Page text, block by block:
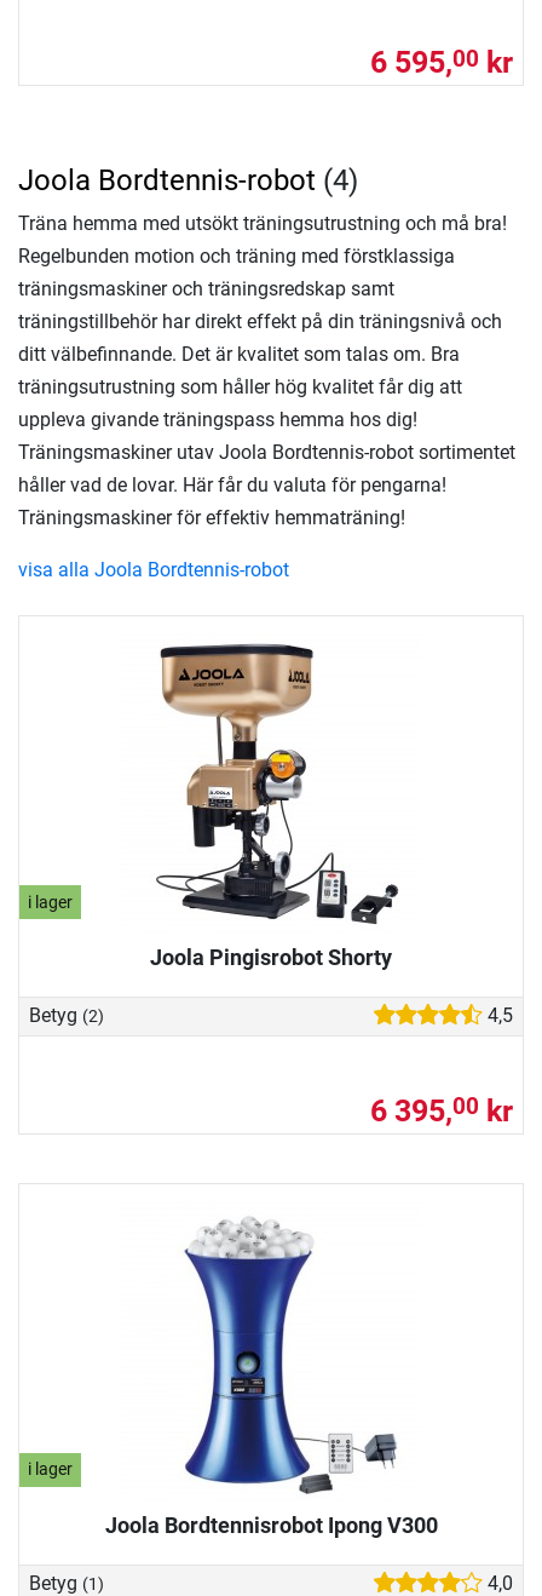
6 595,00 kr
i lager
Joola Pingisrobot Shorty
Betyg (2) 4,5
6 395,00 kr
i lager
Joola Bordtennisrobot Ipong V300
Betyg (1) 4,0
Joola Bordtennis-robot (4)
Träna hemma med utsökt träningsutrustning och må bra!
Regelbunden motion och träning med förstklassiga
träningsmaskiner och träningsredskap samt
träningstillbehör har direkt effekt på din träningsnivå och
ditt välbefinnande. Det är kvalitet som talas om. Bra
träningsutrustning som håller hög kvalitet får dig att
uppleva givande träningspass hemma hos dig!
Träningsmaskiner utav Joola Bordtennis-robot sortimentet
håller vad de lovar. Här får du valuta för pengarna!
Träningsmaskiner för effektiv hemmaträning!
visa alla Joola Bordtennis-robot